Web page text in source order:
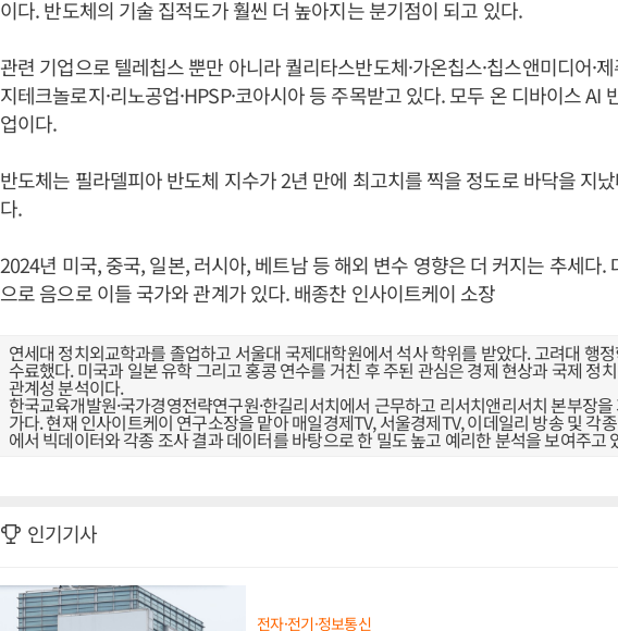
이다. 반도체의 기술 집적도가 훨씬 더 높아지는 분기점이 되고 있다.
관련 기업으로 텔레칩스 뿐만 아니라 퀄리타스반도체·가온칩스·칩스앤미디어·
지테크놀로지·리노공업·HPSP·코아시아 등 주목받고 있다. 모두 온 디바이스 AI
업이다.
반도체는 필라델피아 반도체 지수가 2년 만에 최고치를 찍을 정도로 바닥을 지
다.
2024년 미국, 중국, 일본, 러시아, 베트남 등 해외 변수 영향은 더 커지는 추세다.
으로 음으로 이들 국가와 관계가 있다. 배종찬 인사이트케이 소장
연세대 정치외교학과를 졸업하고 서울대 국제대학원에서 석사 학위를 받았다. 고려대 행
수료했다. 미국과 일본 유학 그리고 홍콩 연수를 거친 후 주된 관심은 경제 현상과 국제 정
관계성 분석이다.
한국교육개발원·국가경영전략연구원·한길리서치에서 근무하고 리서치앤리서치 본부장
가다. 현재 인사이트케이 연구소장을 맡아 매일경제TV, 서울경제TV, 이데일리 방송 및 각
에서 빅데이터와 각종 조사 결과 데이터를 바탕으로 한 밀도 높고 예리한 분석을 보여주고
인기기사
전자·전기·정보통신